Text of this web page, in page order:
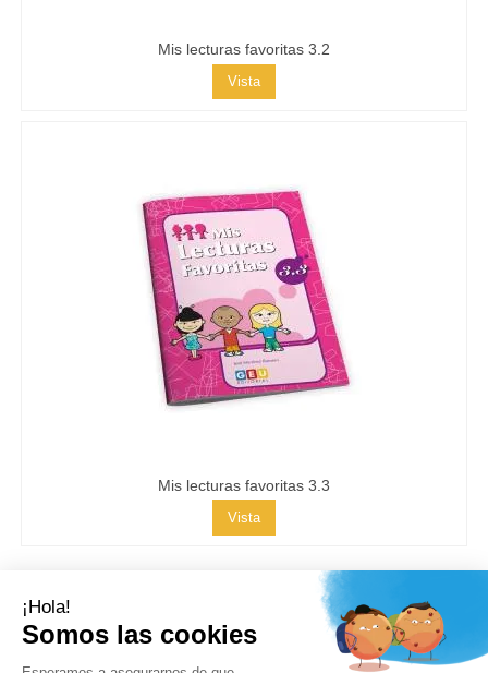
Mis lecturas favoritas 3.2
Vista
Mis lecturas favoritas 3.3
Vista